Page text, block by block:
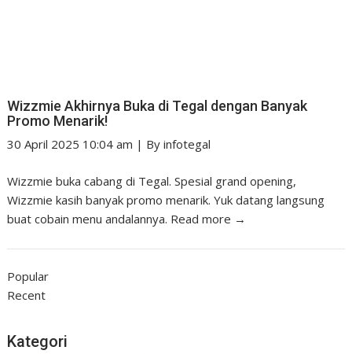
Wizzmie Akhirnya Buka di Tegal dengan Banyak
Promo Menarik!
30 April 2025 10:04 am | Byinfotegal
Wizzmie buka cabang di Tegal. Spesial grand opening,
Wizzmie kasih banyak promo menarik. Yuk datang langsung
buat cobain menu andalannya. Read more →
Popular
Recent
Kategori